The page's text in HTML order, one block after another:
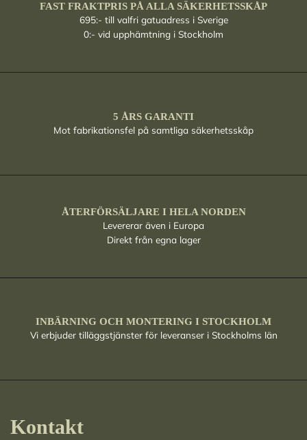
FAST FRAKTPRIS PÅ ALLA SÄKERHETSSKÅP
695:- till valfri gatuadress i Sverige
0:- vid upphämtning i Stockholm
5 ÅRS GARANTI
Mot fabrikationsfel på samtliga säkerhetsskåp
ÅTERFÖRSÄLJARE I HELA NORDEN
Levererar även i Europa
Direkt från egna lager
INBÄRNING OCH MONTERING I STOCKHOLM
Vi erbjuder tilläggstjänster för leveranser i Stockholms län
Kontakt